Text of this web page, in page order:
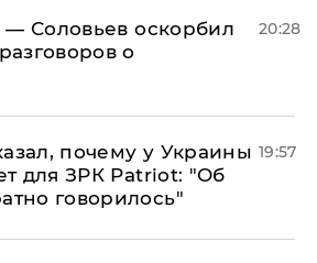
— Соловьев оскорбил
о
20:28
почему у Украины
для ЗРК Patriot: "Об
говорилось"
19:57